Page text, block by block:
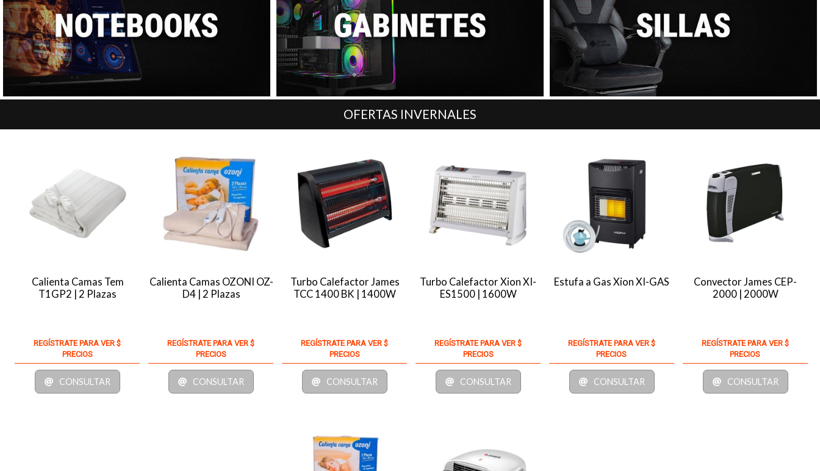
OFERTAS INVERNALES
Calienta Camas Tem
T1GP2 | 2 Plazas
REGÍSTRATE PARA VER $
PRECIOS
CONSULTAR
Calienta Camas OZONI OZ-
D4 | 2 Plazas
REGÍSTRATE PARA VER $
PRECIOS
CONSULTAR
Turbo Calefactor James
TCC 1400 BK | 1400W
REGÍSTRATE PARA VER $
PRECIOS
CONSULTAR
Turbo Calefactor Xion XI-
ES1500 | 1600W
REGÍSTRATE PARA VER $
PRECIOS
CONSULTAR
Estufa a Gas Xion XI-GAS
REGÍSTRATE PARA VER $
PRECIOS
CONSULTAR
Convector James CEP-
2000 | 2000W
REGÍSTRATE PARA VER $
PRECIOS
CONSULTAR